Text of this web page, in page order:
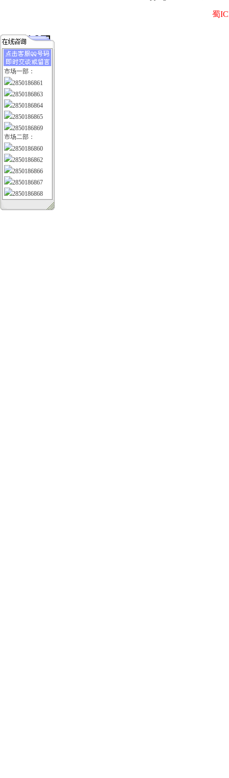
蜀
市场一部：
2850186861
2850186863
2850186864
2850186865
2850186869
市场二部：
2850186860
2850186862
2850186866
2850186867
2850186868